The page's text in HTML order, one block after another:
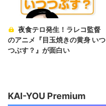
夜食テロ発生！ラレコ監督
のアニメ『目玉焼きの黄身 いつ
つぶす？』が面白い
KAI-YOU Premium